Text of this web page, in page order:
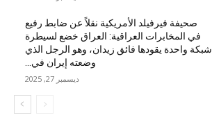
صحيفة فيرفيلد الأمريكية نقلاً عن ضابط رفيع
في المخابرات العراقية: العراق خضع لسيطرة
شبكة واحدة يقودها فائق زيدان، وهو الرجل الذي
وضعته إيران في...
ديسمبر 27, 2025